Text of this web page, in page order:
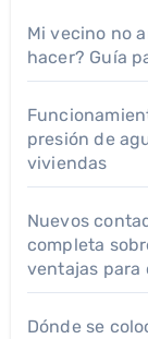
Mi vecino no
hacer? Guía
presión de
viviendas
Nuevos
completa
ventajas para
Dónde se